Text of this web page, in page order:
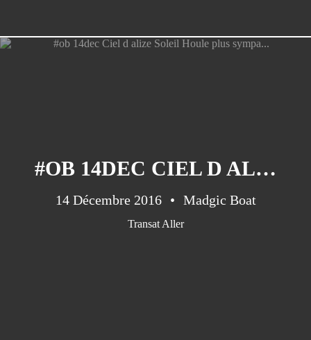
#OB 14DEC CIEL D ALIZE SOLEIL HOULE PLUS SYMPA...
14 Décembre 2016 Madgic Boat
Transat Aller